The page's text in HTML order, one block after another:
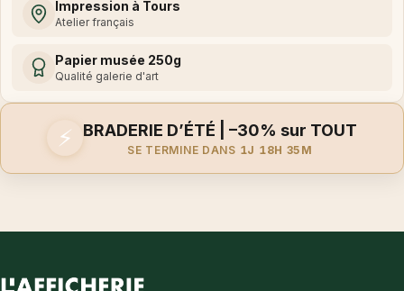
Impression à Tours
Atelier français
Papier musée 250g
Qualité galerie d'art
⚡ BRADERIE D’ÉTÉ | –30% sur TOUT
SE TERMINE DANS 1J 18H 35M